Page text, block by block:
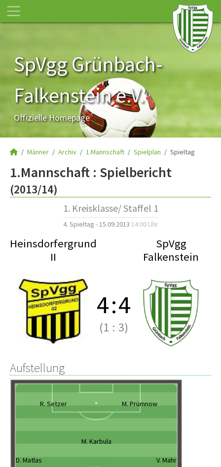
SpVgg Grünbach-
Falkenstein e.V.
Offizielle Homepage
Männer Archiv 1.Mannschaft Spielplan Spieltag
1.Mannschaft : Spielbericht
(2013/14)
1. Kreisklasse/ Staffel 1
4. Spieltag - 15.09.2013 14:00 Uhr
Heinsdorfergrund
II
SpVgg
Falkenstein
4:4
(1 : 3)
Aufstellung
R. Setzer M. Prümnow
M. Karbula
D. Matlas V. Mahr